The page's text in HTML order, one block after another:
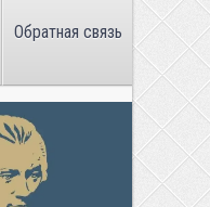
Обратная связь